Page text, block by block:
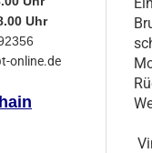
Uhr
online.de